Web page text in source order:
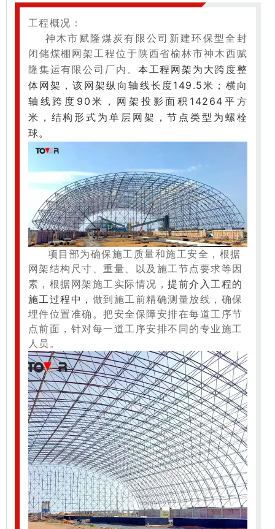
工程概况：
神木市赋隆煤炭有限公司新建环保型全封
闭储煤棚网架工程位于陕西省榆林市神木西赋
隆集运有限公司厂内。 本工程网架为大跨度整
体网架，该网架纵向轴线长度149.5米； 横向
轴线跨度90米，网架投影面积14264平方
米， 结构形式为单层网架，节点类型为螺栓
球。
项目部为确保施工质量和施工安全，根据
网架结构尺寸、重量、以及施工节点要求等因
素，根据网架施工实际情况，提前介入工程的
施工过程中， 做到施工前精确测量放线，确保
埋件位置准确。把安全保障安排在每道工序节
点前面，针对每一道工序安排不同的专业施工
人员。